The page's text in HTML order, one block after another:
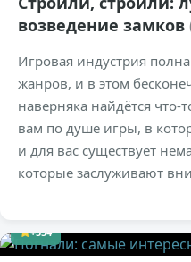
возведение замков
Игровая индустрия
жанров, и в этом
наверняка найдётся что-
вам по душе игры, в
и для вас существует
которые заслуживают
+554